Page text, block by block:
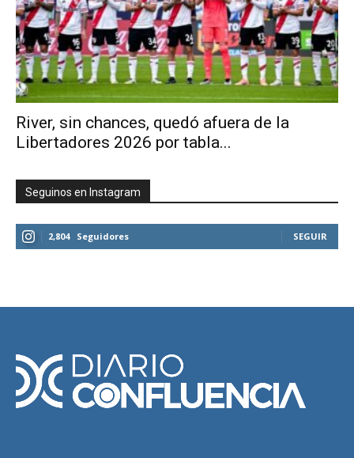
River, sin chances, quedó afuera de la
Libertadores 2026 por tabla...
Seguinos en Instagram
2,804 Seguidores SEGUIR